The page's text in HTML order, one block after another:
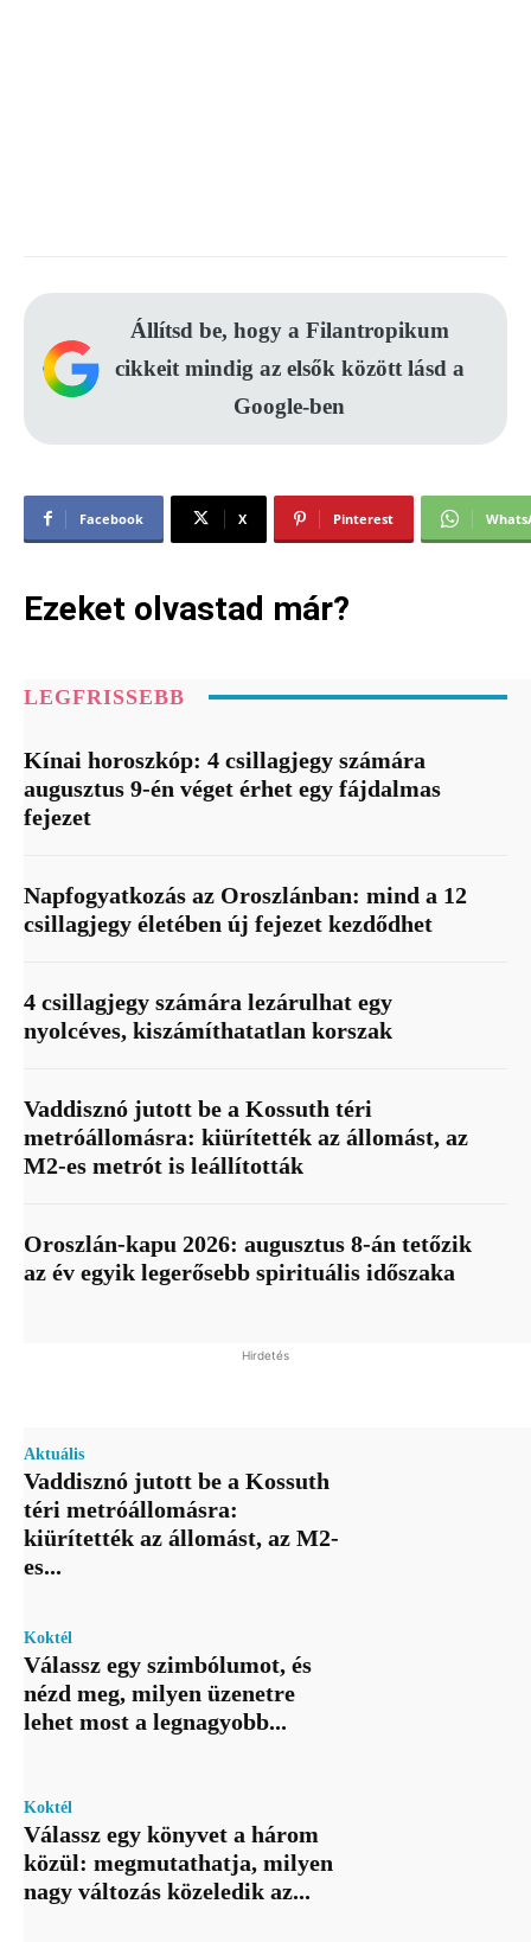
Állítsd be, hogy a Filantropikum
cikkeit mindig az elsők között lásd a
Google-ben
Facebook X Pinterest
Ezeket olvastad már?
LEGFRISSEBB
Kínai horoszkóp: 4 csillagjegy számára
augusztus 9-én véget érhet egy fájdalmas
fejezet
Napfogyatkozás az Oroszlánban: mind a 12
csillagjegy életében új fejezet kezdődhet
4 csillagjegy számára lezárulhat egy
nyolcéves, kiszámíthatatlan korszak
Vaddisznó jutott be a Kossuth téri
metróállomásra: kiürítették az állomást, az
M2-es metrót is leállították
Oroszlán-kapu 2026: augusztus 8-án tetőzik
az év egyik legerősebb spirituális időszaka
Hirdetés
Aktuális
Vaddisznó jutott be a Kossuth
téri metróállomásra:
kiürítették az állomást, az M2-
es...
Koktél
Válassz egy szimbólumot, és
nézd meg, milyen üzenetre
lehet most a legnagyobb...
Koktél
Válassz egy könyvet a három
közül: megmutathatja, milyen
nagy változás közeledik az...